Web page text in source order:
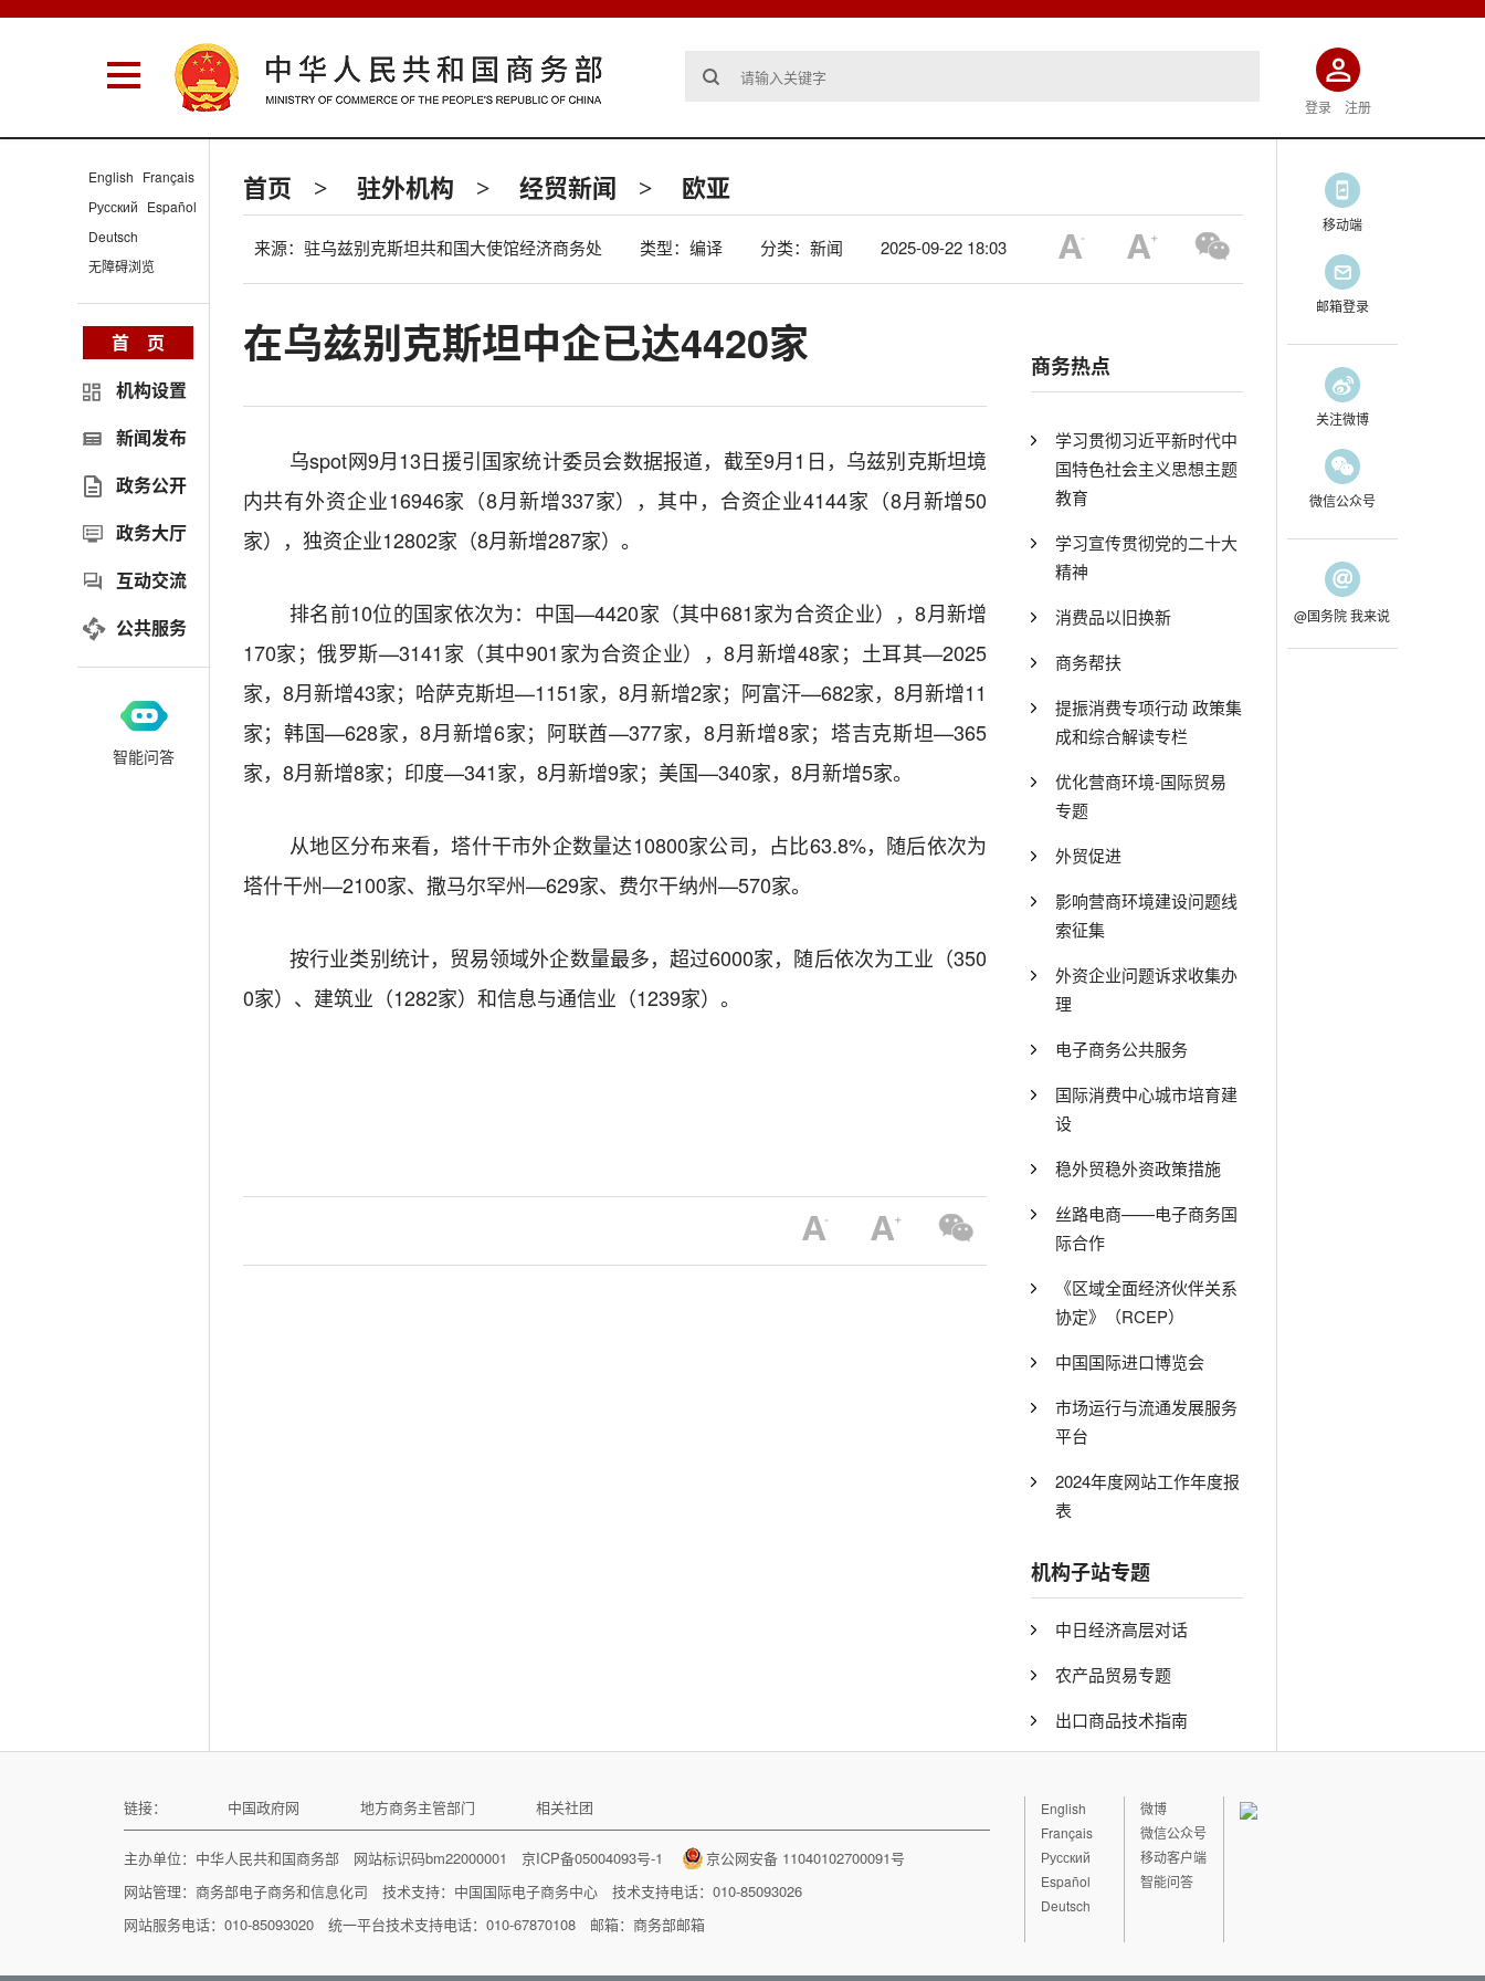
登录 注册
首页 > 驻外机构 > 经贸新闻 > 欧亚
来源：驻乌兹别克斯坦共和国大使馆经济商务处 类型：编译 分类：新闻 2025-09-22 18:03
在乌兹别克斯坦中企已达4420家
乌spot网9月13日援引国家统计委员会数据报道，截至9月1 日，乌兹别克斯坦境
内共有外资企业16946家（8月新增337家），其中，合资企业4144家（8月新增50
家），独资企业12802家（8月新增287家）。
排名前10位的国家依次为：中国—4420家（其中681家为合资企业），8月新增
170家；俄罗斯—3141家（其中901家为合资企业），8月新增48家；土耳其—2025
家， 8月新增43家；哈萨克斯坦—1151家，8月新增2家；阿富汗—682家，8月新增11
家；韩国—628家，8月新增6家；阿联酋—377家，8月新增8家；塔吉克斯坦—365
家， 8月新增8家；印度—341家， 8月新增9家；美国—340家， 8月新增5家。
从地区分布来看，塔什干市外企数量达10800家公司，占比63.8%，随后依次为
塔什干州—2100家、撒马尔罕州—629家、费尔干纳州—570家。
按行业类别统计，贸易领域外企数量最多，超过6000家，随后依次为工业（350
0家）、建筑业（1282家）和信息与通信业（1239家）。
商务热点
学习贯彻习近平新时代中
国特色社会主义思想主题
教育
学习宣传贯彻党的二十大
精神
消费品以旧换新
商务帮扶
提振消费专项行动 政策集
成和综合解读专栏
优化营商环境-国际贸易
专题
外贸促进
影响营商环境建设问题线
索征集
外资企业问题诉求收集办
理
电子商务公共服务
国际消费中心城市培育建
设
稳外贸稳外资政策措施
丝路电商——电子商务国
际合作
《区域全面经济伙伴关系
协定》（RCEP）
中国国际进口博览会
市场运行与流通发展服务
平台
2024年度网站工作年度报
表
机构子站专题
中日经济高层对话
农产品贸易专题
出口商品技术指南
English Français
Русский Español
Deutsch
无障碍浏览
首 页
机构设置
新闻发布
政务公开
政务大厅
互动交流
公共服务
智能问答
移动端
邮箱登录
关注微博
微信公众号
@国务院 我来说
链接： 中国政府网 地方商务主管部门 相关社团
主办单位：中华人民共和国商务部 网站标识码bm22000001京ICP备05004093号-1
京公网安备 11040102700091号
网站管理：商务部电子商务和信息化司 技术支持： 中国国际电子商务中心 技术支持电话：010-85093026
网站服务电话：010-85093020 统一平台技术支持电话：010-67870108 邮箱：商务部邮箱
English
Français
Русский
Español
Deutsch
微博
微信公众号
移动客户端
智能问答